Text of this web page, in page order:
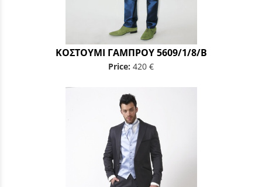
ΚΟΣΤΟΥΜΙ ΓΑΜΠΡΟΥ 5609/1/8/B
Price: 420 €